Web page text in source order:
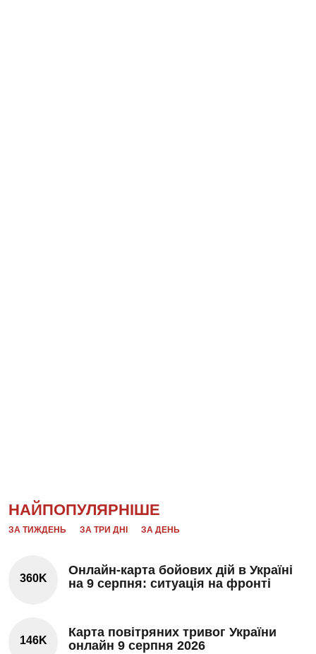
НАЙПОПУЛЯРНІШЕ
ЗА ТИЖДЕНЬ ЗА ТРИ ДНІ ЗА ДЕНЬ
360K
Онлайн-карта бойових дій в Україні
на 9 серпня: ситуація на фронті
146K
Карта повітряних тривог України
онлайн 9 серпня 2026